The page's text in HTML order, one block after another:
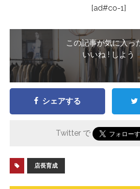
[ad#co-1]
この記事が気に入っ
いいね ! しよう
シェアする
Twitter で
店長育成